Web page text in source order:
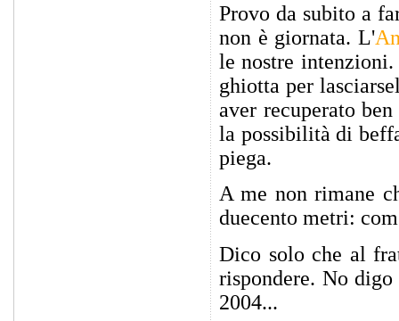
Provo da subito a
non è giornata. L'
le nostre intenzioni.
ghiotta per
aver recuperato
la possibilità di
piega.
A me non rimane
duecento metri:
Dico solo che al
rispondere. No
2004...